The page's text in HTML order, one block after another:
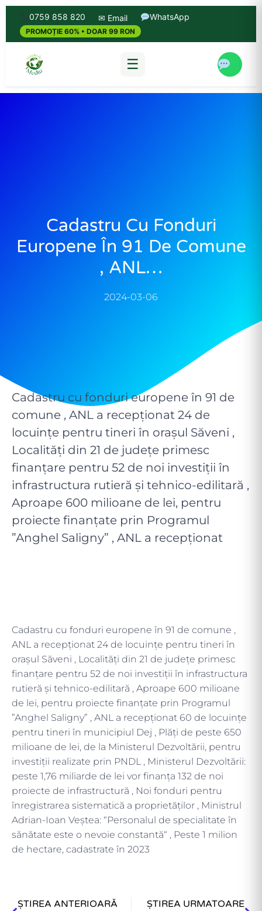
0759 858 820 ✉ Email WhatsApp
PROMOȚIE 60% • DOAR 99 RON
☰
Cadastru Cu Fonduri
Europene În 91 De Comune
, ANL…
2024-03-06
Cadastru cu fonduri europene în 91 de
comune , ANL a recepţionat 24 de
locuinţe pentru tineri în orașul Săveni ,
Localități din 21 de județe primesc
finanțare pentru 52 de noi investiții în
infrastructura rutieră și tehnico-edilitară ,
Aproape 600 milioane de lei, pentru
proiecte finanțate prin Programul
”Anghel Saligny” , ANL a recepţionat
Cadastru cu fonduri europene în 91 de comune ,
ANL a recepţionat 24 de locuinţe pentru tineri în
orașul Săveni , Localități din 21 de județe primesc
finanțare pentru 52 de noi investiții în infrastructura
rutieră și tehnico-edilitară , Aproape 600 milioane
de lei, pentru proiecte finanțate prin Programul
”Anghel Saligny” , ANL a recepţionat 60 de locuinţe
pentru tineri în municipiul Dej , Plăți de peste 650
milioane de lei, de la Ministerul Dezvoltării, pentru
investiții realizate prin PNDL , Ministerul Dezvoltării:
peste 1,76 miliarde de lei vor finanța 132 de noi
proiecte de infrastructură , Noi fonduri pentru
înregistrarea sistematică a proprietăților , Ministrul
Adrian-Ioan Veștea: “Personalul de specialitate în
sănătate este o nevoie constantă“ , Peste 1 milion
de hectare, cadastrate în 2023
ȘTIREA ANTERIOARĂ ȘTIREA URMATOARE